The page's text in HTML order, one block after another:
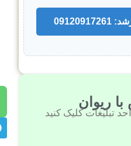
ریوان
تبلیغات کلیک کنید